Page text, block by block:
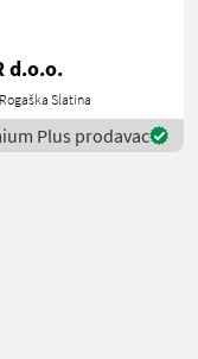
d.o.o.
Slatina
Plus prodavac